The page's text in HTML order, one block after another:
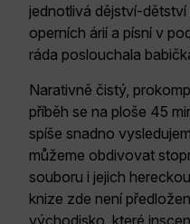
jednotlivá dějství-
operních árií a písní v
ráda poslouchala
Narativně čistý,
příběh se na ploše 45
spíše snadno
můžeme obdivovat
souboru i jejich
knize zde není
východisko, které